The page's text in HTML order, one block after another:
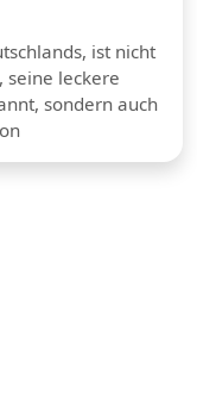
ist nicht
seine leckere
sondern auch